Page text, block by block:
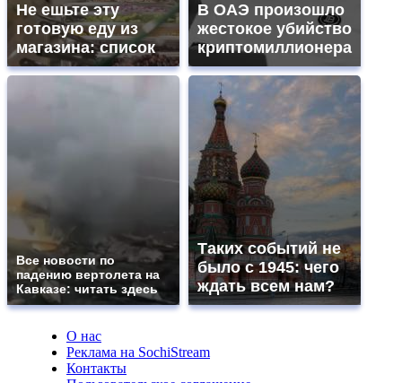
Не ешьте эту
готовую еду из
магазина: список
В ОАЭ произошло
жестокое убийство
криптомиллионера
Все новости по
падению вертолета на
Кавказе: читать здесь
Таких событий не
было с 1945: чего
ждать всем нам?
О нас
Реклама на SochiStream
Контакты